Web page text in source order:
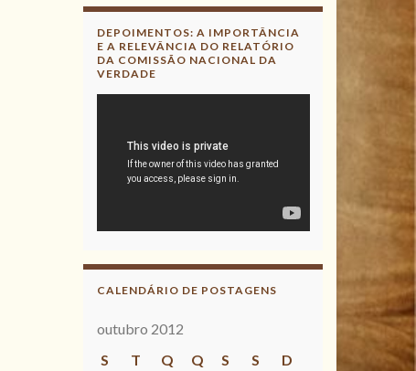
DEPOIMENTOS: A IMPORTÂNCIA
E A RELEVÂNCIA DO RELATÓRIO
DA COMISSÃO NACIONAL DA
VERDADE
CALENDÁRIO DE POSTAGENS
outubro 2012
S
T Q Q S S
D